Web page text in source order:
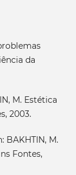
da
M. Estética
2003.
BAKHTIN, M.
Fontes,